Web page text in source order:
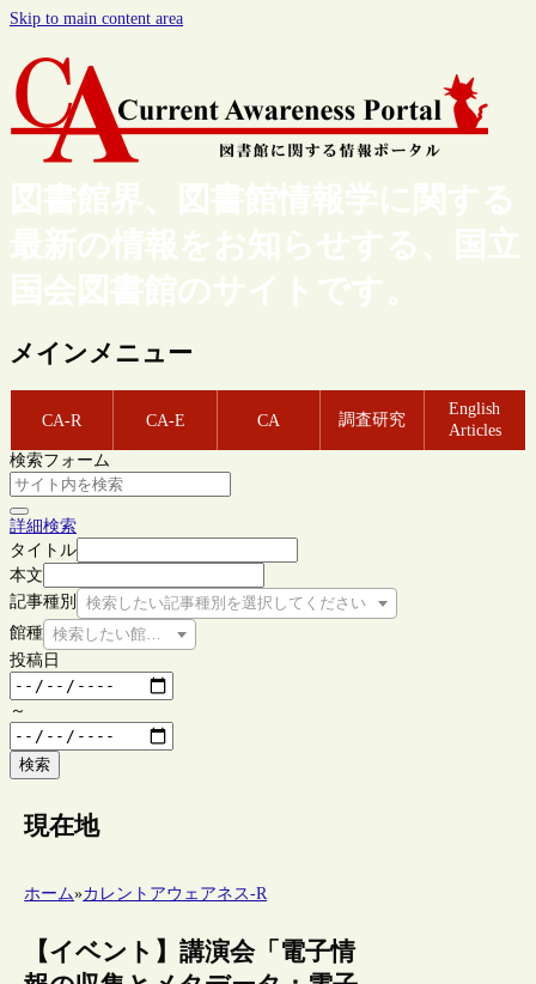
Skip to main content area
図書館界、図書館情報学に関する
最新の情報をお知らせする、国立
国会図書館のサイトです。
メインメニュー
CA-R CA-E CA 調査研究
English
Articles
検索フォーム
詳細検索
タイトル
本文
記事種別
検索したい記事種別を選択してください
館種 検索したい館種を選択してください
投稿日
～
検索
現在地
ホーム»カレントアウェアネス-R
【イベント】講演会「電子情